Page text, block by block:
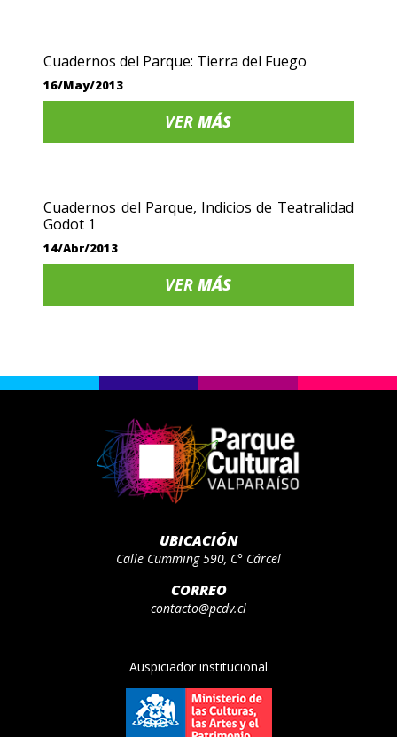
Cuadernos del Parque: Tierra del Fuego
16/May/2013
VERMÁS
Cuadernos del Parque, Indicios de Teatralidad
Godot 1
14/Abr/2013
VERMÁS
UBICACIÓN
Calle Cumming 590, C° Cárcel
CORREO
contacto@pcdv.cl
Auspiciador institucional